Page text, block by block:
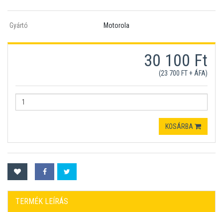
Gyártó Motorola
30 100 Ft
(23 700 FT + ÁFA)
KOSÁRBA
TERMÉK LEÍRÁS